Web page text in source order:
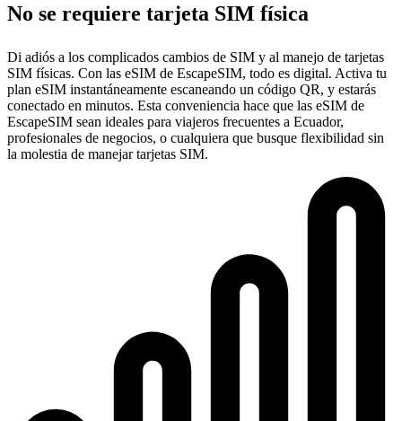
No se requiere tarjeta SIM física
Di adiós a los complicados cambios de SIM y al manejo de tarjetas
SIM físicas. Con las eSIM de EscapeSIM, todo es digital. Activa tu
plan eSIM instantáneamente escaneando un código QR, y estarás
conectado en minutos. Esta conveniencia hace que las eSIM de
EscapeSIM sean ideales para viajeros frecuentes a Ecuador,
profesionales de negocios, o cualquiera que busque flexibilidad sin
la molestia de manejar tarjetas SIM.